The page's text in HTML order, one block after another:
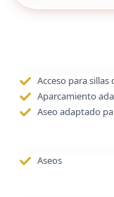
Acceso para sillas
Aparcamiento
Aseo adaptado
Aseos